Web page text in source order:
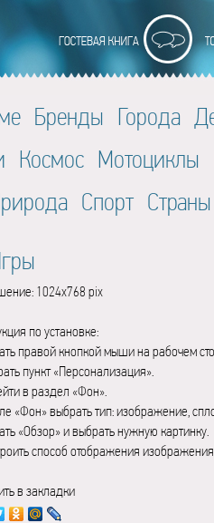
Бренды Города
Космос Мотоциклы
Спорт
1024x768 pix
по установке:
правой кнопкой мыши на рабочем
пункт «Персонализация».
в раздел «Фон».
«Фон» выбрать тип: изображение,
«Обзор» и выбрать нужную картинку.
способ отображения
в закладки